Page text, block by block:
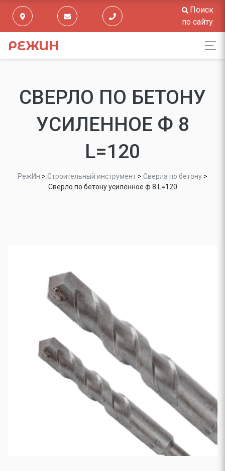
Поиск
по сайту
РЕЖИН
СВЕРЛО ПО БЕТОНУ
УСИЛЕННОЕ Ф 8
L=120
РежИн > Строительный инструмент > Сверла по бетону >
Сверло по бетону усиленное ф 8 L=120